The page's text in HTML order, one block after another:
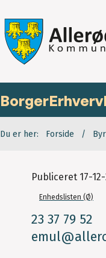
BorgerErhverv
Du er her: Forside
Publiceret 17-
Enhedslisten (Ø)
23 37 79 52